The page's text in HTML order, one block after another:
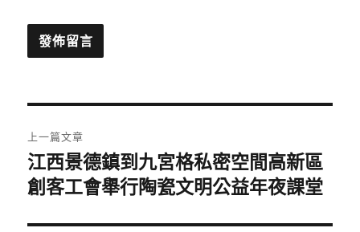
章
導
覽
上一篇文章
上
一
文
江西景德鎮到九宮格私密空間高新區
創客工會舉行陶瓷文明公益年夜課堂